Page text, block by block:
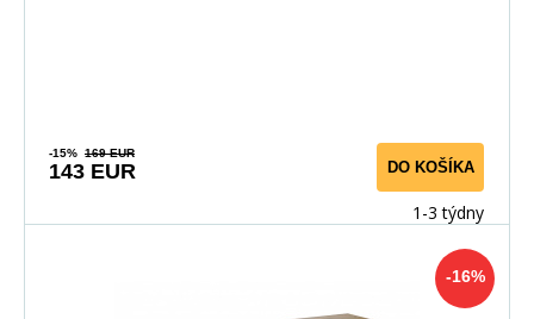
-15% 169 EUR
143 EUR DO KOŠÍKA
1-3 týdny
-16%